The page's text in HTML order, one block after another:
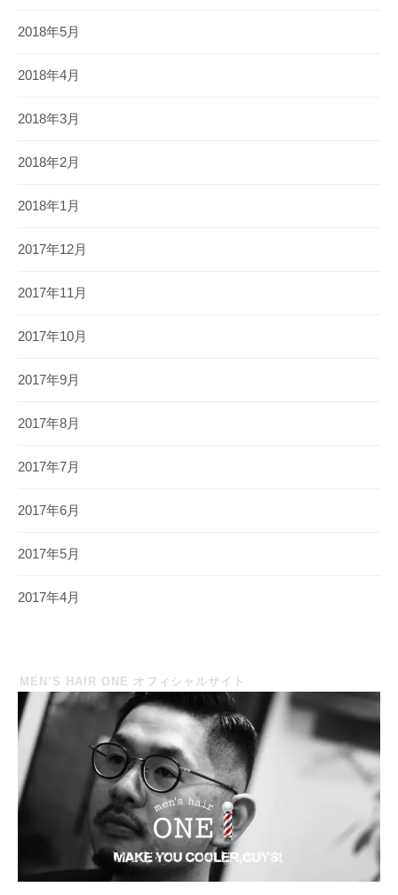
2018年5月
2018年4月
2018年3月
2018年2月
2018年1月
2017年12月
2017年11月
2017年10月
2017年9月
2017年8月
2017年7月
2017年6月
2017年5月
2017年4月
MEN’S HAIR ONE オフィシャルサイト